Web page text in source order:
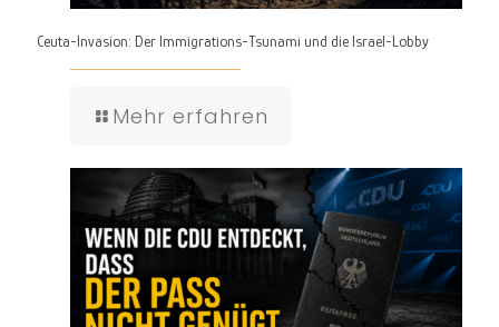
Ceuta-Invasion: Der Immigrations-Tsunami und die Israel-Lobby
Mehr erfahren